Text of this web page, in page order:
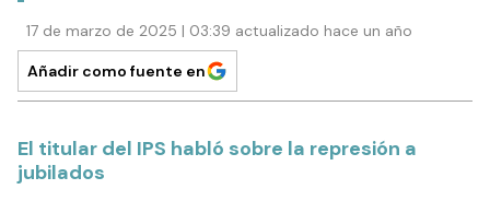
17 de marzo de 2025 | 03:39 actualizado hace un año
Añadir como fuente en
El titular del IPS habló sobre la represión a
jubilados